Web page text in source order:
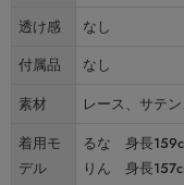
透け感
なし
付属品
なし
素材
レース、サテ
着用モ
デル
るな 身長
りん 身長